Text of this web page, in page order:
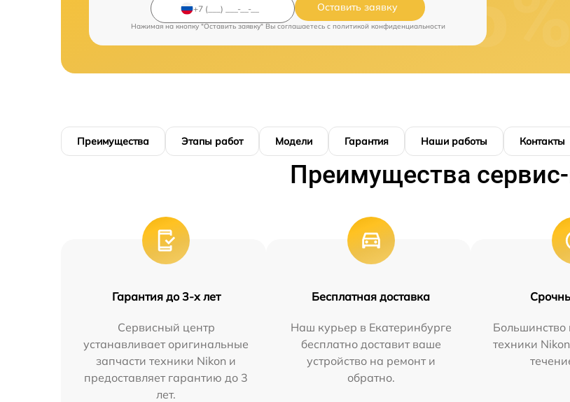
Оставить заявку
Нажимая на кнопку "Оставить заявку" Вы соглашаетесь c политикой конфиденциальности
Преимущества Этапы работ Модели Гарантия Наши работы Контакты
Преимущества
Гарантия до 3-х лет
Сервисный центр
устанавливает оригинальные
запчасти техники Nikon и
предоставляет гарантию до 3
лет.
Бесплатная доставка
Наш курьер в Екатеринбурге
бесплатно доставит ваше
устройство на ремонт и
обратно.
Большинство
техники